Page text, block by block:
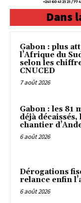
Dans
Gabon : plus
l’Afrique du
selon les
CNUCED
7 août 2026
Gabon : les 81
déjà
chantier
6 août 2026
Dérogations
relance enfin
6 août 2026